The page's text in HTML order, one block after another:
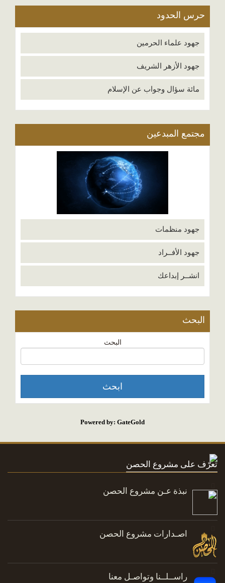
حرس الحدود
جهود علماء الحرمين
جهود الأزهر الشريف
مائة سؤال وجواب عن الإسلام
مجتمع المبدعين
جهود منظمات
جهود الأفــراد
انشــر إبداعك
البحث
البحث
Powered by: GateGold
تعرّف على مشروع الحصن
نبذة عـن مشروع الحصن
اصـدارات مشروع الحصن
راســلــنا وتواصـل معنا